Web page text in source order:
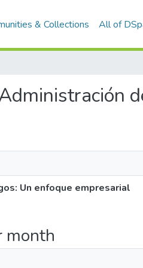
& Collections All of
Un enfoque empresarial
month